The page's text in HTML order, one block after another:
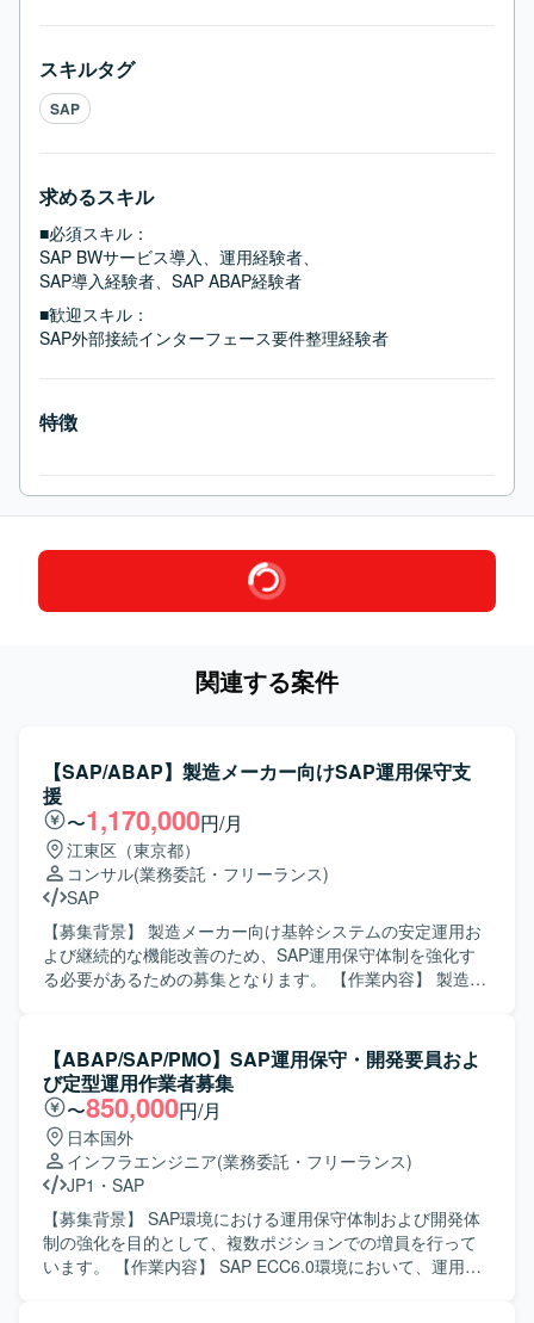
スキルタグ
SAP
求めるスキル
■必須スキル：
SAP BWサービス導入、運用経験者、
SAP導入経験者、SAP ABAP経験者
■歓迎スキル：
SAP外部接続インターフェース要件整理経験者
特徴
関連する案件
【SAP/ABAP】製造メーカー向けSAP運用保守支
援
〜1,170,000円/月
江東区（東京都）
コンサル(業務委託・フリーランス)
SAP
【募集背景】 製造メーカー向け基幹システムの安定運用お
よび継続的な機能改善のため、SAP運用保守体制を強化す
る必要があるための募集となります。 【作業内容】 製造メ
よび対応方針の検討、変更要求に対する要件整理や概要設
計、顧客からの問い合わせ内容の分析および回答作成、な
らびに必要に応じたABAPプログラムの改修や動作確認など
を担当していただきます。また、関連部門との調整やドキ
ュメント作成なども実施していただきます。 【求める人物
像】 SAPの業務・技術両面に主体的に取り組み、関係者と
円滑にコミュニケーションを取りながら課題解決を進めて
いただける方を求めております。自ら状況を整理し、顧客
の要望を的確に理解して提案・改善に結びつけられる方に
ご活躍いただける環境です。 【ポジションの魅力】 複数モ
【ABAP/SAP/PMO】SAP運用保守・開発要員およ
び定型運用作業者募集
〜850,000円/月
日本国外
インフラエンジニア(業務委託・フリーランス)
JP1 ・ SAP
【募集背景】 SAP環境における運用保守体制および開発体
制の強化を目的として、複数ポジションでの増員を行って
います。 【作業内容】 SAP ECC6.0環境において、運用保